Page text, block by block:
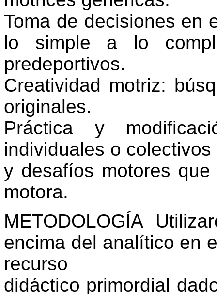
Toma de decisiones en
lo simple a lo
predeportivos.
Creatividad motriz:
originales.
Práctica y
individuales o
y desafíos motores
motora.
METODOLOGÍA
encima del analítico en
recurso
didáctico primordial